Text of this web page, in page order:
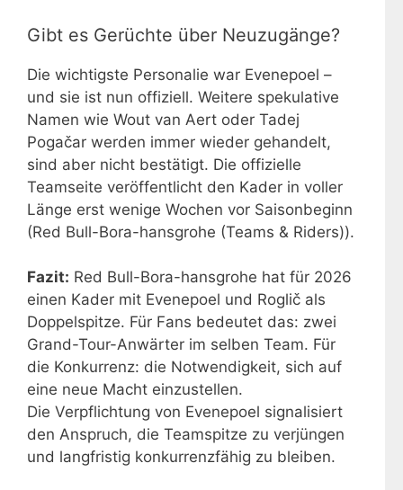
Gibt es Gerüchte über Neuzugänge?
Die wichtigste Personalie war Evenepoel –
und sie ist nun offiziell. Weitere spekulative
Namen wie Wout van Aert oder Tadej
Pogačar werden immer wieder gehandelt,
sind aber nicht bestätigt. Die offizielle
Teamseite veröffentlicht den Kader in voller
Länge erst wenige Wochen vor Saisonbeginn
(Red Bull-Bora-hansgrohe (Teams & Riders)).
Fazit: Red Bull-Bora-hansgrohe hat für 2026
einen Kader mit Evenepoel und Roglič als
Doppelspitze. Für Fans bedeutet das: zwei
Grand-Tour-Anwärter im selben Team. Für
die Konkurrenz: die Notwendigkeit, sich auf
eine neue Macht einzustellen.
Die Verpflichtung von Evenepoel signalisiert
den Anspruch, die Teamspitze zu verjüngen
und langfristig konkurrenzfähig zu bleiben.